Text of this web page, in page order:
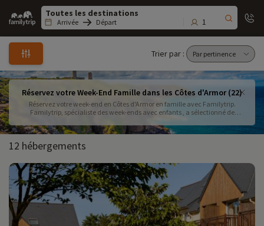
Family
trip
Arrivée Départ 1
Trier par :
Réservez votre Week-End Famille dans les Côtes d'Armor (22)
Réservez votre week-end en Côtes d'Armor en famille avec Familytrip.
Familytrip, spécialiste des week-ends avec enfants , a sélectionné de
activités à faire en famille !
12 hébergements